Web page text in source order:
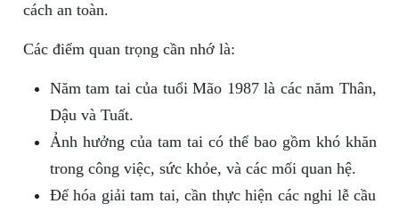
cách an toàn.
Các điểm quan trọng cần nhớ là:
Năm tam tai của tuổi Mão 1987 là các năm Thân,
Dậu và Tuất.
Ảnh hưởng của tam tai có thể bao gồm khó khăn
trong công việc, sức khỏe, và các mối quan hệ.
Để hóa giải tam tai, cần thực hiện các nghi lễ cầu